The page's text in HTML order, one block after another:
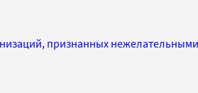
признанных нежелательными